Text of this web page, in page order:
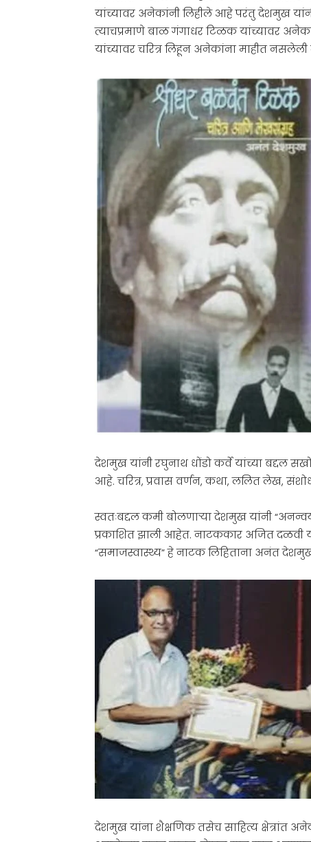
यांच्यावर अनेकांनी लिहीले आहे परंतु देशमुख
त्याचप्रमाणे बाळ गंगाधर टिळक यांच्यावर
यांच्यावर चरित्र लिहून अनेकांना माहीत
देशमुख यांनी रघुनाथ धोंडो कर्वे यांच्या बद्दल
आहे. चरित्र, प्रवास वर्णन, कथा, ललित लेख,
स्वतःबद्दल कमी बोलणाऱ्या देशमुख यांनी
प्रकाशित झाली आहेत. नाटककार अजित दळवी
“समाजस्वास्थ्य” हे नाटक लिहिताना अनंत
देशमुख यांना शैक्षणिक तसेच साहित्य क्षेत्रांत